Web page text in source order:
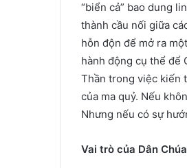
“biển cả” bao dung
thành cầu nối giữa
hỗn độn để mở ra
hành động cụ thể để
Thần trong việc kiến
của ma quỷ. Nếu
Nhưng nếu có sự
Vai trò của Dân